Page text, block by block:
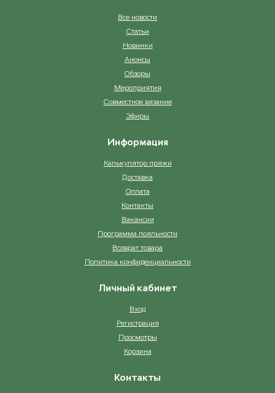
Все новости
Статьи
Новинки
Анонсы
Обзоры
Мероприятия
Совместное вязание
Эфиры
Информация
Калькулятор пряжи
Доставка
Оплата
Контакты
Вакансии
Программа лояльности
Возврат товара
Политика конфиденциальности
Личный кабинет
Вход
Регистрация
Просмотры
Корзина
Контакты